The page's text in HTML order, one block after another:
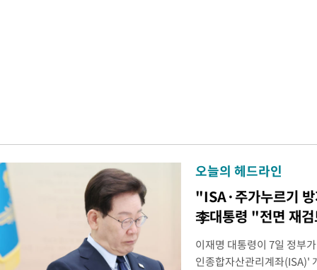
오늘의 헤드라인
"ISA·주가누르기
李대통령 "전면 재
이재명 대통령이 7일 정부
인종합자산관리계좌(ISA)'